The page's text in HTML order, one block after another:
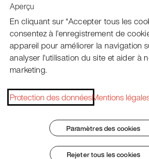
Service clientèle
Subscribe Pacojet Newsletter
Would you like to be regularly updated
Conditions Générales
Aperçu
En cliquant sur “Accepter tous les
consentez à l'enregistrement de
appareil pour améliorer la navigation
analyser l'utilisation du site et aider à
marketing.
Protection des donnéesMentions
Paramètres des cookies
Rejeter tous les cookies